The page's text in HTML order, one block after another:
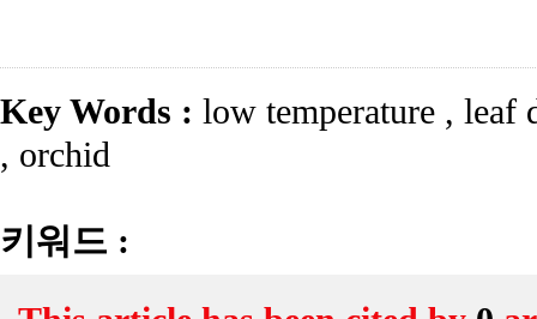
Key Words : low temperature , leaf
, orchid
키워드 :